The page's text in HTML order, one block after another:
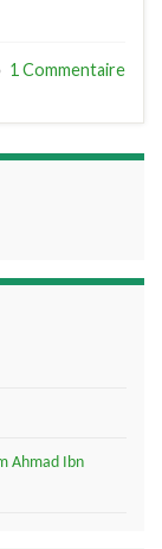
1 Commentaire
Ahmad Ibn